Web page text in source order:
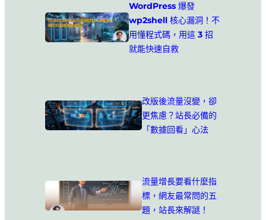
WordPress 爆發
wp2shell 核心漏洞！不
用懂程式碼，用這 3 招
就能快速自救
改版後流量沒變，卻
更焦慮？站長必備的
「數據回看」心法
流量增長要看什麼指
標，網友最常問的五
題，站長來解謎！